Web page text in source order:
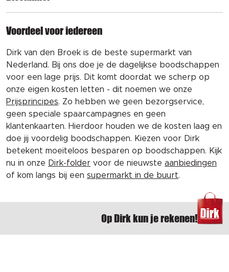
Voordeel voor iedereen
Dirk van den Broek is de beste supermarkt van
Nederland. Bij ons doe je de dagelijkse boodschappen
voor een lage prijs. Dit komt doordat we scherp op
onze eigen kosten letten - dit noemen we onze
Prijsprincipes. Zo hebben we geen bezorgservice,
geen speciale spaarcampagnes en geen
klantenkaarten. Hierdoor houden we de kosten laag en
doe jij voordelig boodschappen. Kiezen voor Dirk
betekent moeiteloos besparen op boodschappen. Kijk
nu in onze Dirk-folder voor de nieuwste aanbiedingen
of kom langs bij een supermarkt in de buurt.
Op Dirk kun je rekenen!